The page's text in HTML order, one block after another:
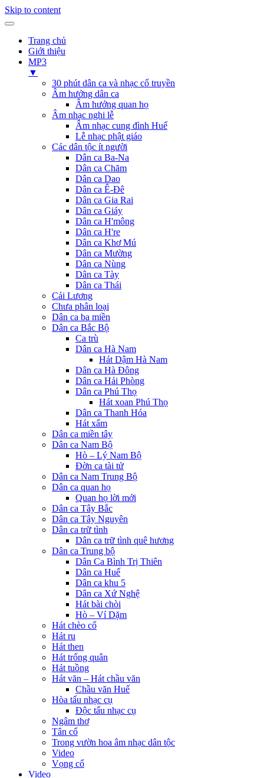
Skip to content
Trang chủ
Giới thiệu
MP3
▼
30 phút dân ca và nhạc cổ truyền
Âm hưởng dân ca
Âm hưởng quan họ
Âm nhạc nghi lễ
Âm nhạc cung đình Huế
Lễ nhạc phật giáo
Các dân tộc ít người
Dân ca Ba-Na
Dân ca Chăm
Dân ca Dao
Dân ca Ê-Đê
Dân ca Gia Rai
Dân ca Giáy
Dân ca H'mông
Dân ca H're
Dân ca Khơ Mú
Dân ca Mường
Dân ca Nùng
Dân ca Tày
Dân ca Thái
Cải Lương
Chưa phân loại
Dân ca ba miền
Dân ca Bắc Bộ
Ca trù
Dân ca Hà Nam
Hát Dậm Hà Nam
Dân ca Hà Đông
Dân ca Hải Phòng
Dân ca Phú Thọ
Hát xoan Phú Thọ
Dân ca Thanh Hóa
Hát xẩm
Dân ca miền tây
Dân ca Nam Bộ
Hò – Lý Nam Bộ
Đờn ca tài tử
Dân ca Nam Trung Bộ
Dân ca quan họ
Quan họ lời mới
Dân ca Tây Bắc
Dân ca Tây Nguyên
Dân ca trữ tình
Dân ca trữ tình quê hương
Dân ca Trung bộ
Dân Ca Bình Trị Thiên
Dân ca Huế
Dân ca khu 5
Dân ca Xứ Nghệ
Hát bài chòi
Hò – Ví Dặm
Hát chèo cổ
Hát ru
Hát then
Hát trống quân
Hát tuồng
Hát văn – Hát chầu văn
Chầu văn Huế
Hòa tấu nhạc cụ
Độc tấu nhạc cụ
Ngâm thơ
Tân cổ
Trong vườn hoa âm nhạc dân tộc
Video
Vọng cổ
Video